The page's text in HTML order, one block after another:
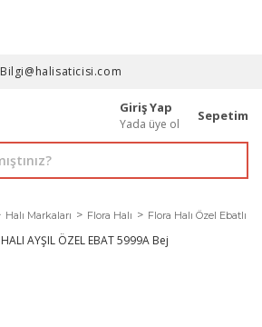
Bilgi@halisaticisi.com
Giriş Yap
Yada üye ol
Sepetim
Halı Markaları Flora Halı Flora Halı Özel Ebatlı